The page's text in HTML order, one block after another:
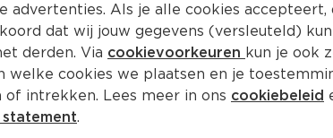
Mediterraans
advertenties. Als je alle cookies accepteert,
dat wij jouw gegevens (versleuteld)
derden. Via cookievoorkeuren kun je ook
welke cookies we plaatsen en je
of intrekken. Lees meer in ons cookiebeleid
.